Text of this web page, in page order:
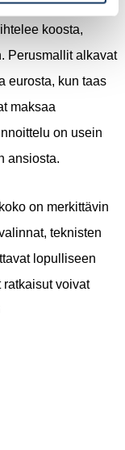
koosta,
Perusmallit alkavat
eurosta, kun taas
maksaa
on usein
ansiosta.
on merkittävin
teknisten
lopulliseen
voivat